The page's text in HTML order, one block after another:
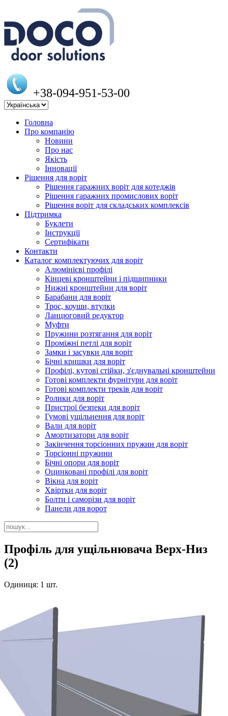
+38-094-951-53-00
Головна
Про компанію
Новини
Про нас
Якість
Інновації
Рішення для воріт
Рішення гаражних воріт для котеджів
Рішення гаражних промислових воріт
Рішення воріт для складських комплексів
Підтримка
Буклети
Інструкції
Сертифікати
Контакти
Каталог комплектуючих для воріт
Алюмінієві профілі
Кінцеві кронштейни і підшипники
Нижні кронштейни для воріт
Барабани для воріт
Трос, коуши, втулки
Ланцюговий редуктор
Муфти
Пружини розтягання для воріт
Проміжні петлі для воріт
Замки і засувки для воріт
Бічні кришки для воріт
Профілі, кутові стійки, з'єднувальні кронштейни
Готові комплекти фурнітури для воріт
Готові комплекти треків для воріт
Ролики для воріт
Пристрої безпеки для воріт
Гумові ущільнення для воріт
Вали для воріт
Амортизатори для воріт
Закінчення торсіонних пружин для воріт
Торсіонні пружини
Бічні опори для воріт
Оцинковані профілі для воріт
Вікна для воріт
Хвіртки для воріт
Болти і саморізи для воріт
Панели для ворот
Профіль для ущільнювача Верх-Низ
(2)
Одиниця: 1 шт.